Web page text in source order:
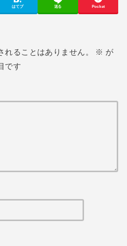
はてブ 送る Pocket
れることはありません。 ※ が
です